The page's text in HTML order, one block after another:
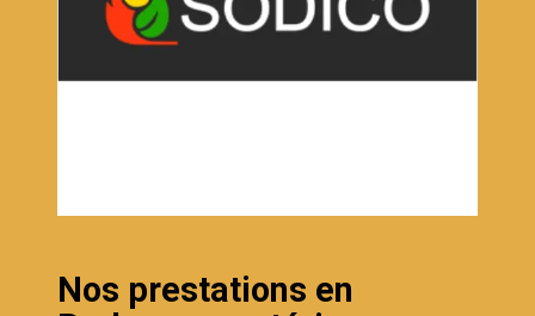
Nos prestations en